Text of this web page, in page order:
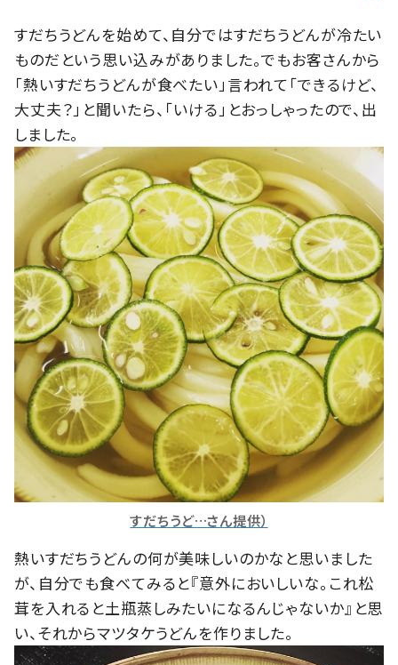
すだちうどんを始めて、自分ではすだちうどんが冷たい
ものだという思い込みがありました。でもお客さんから
「熱いすだちうどんが食べたい」言われて「できるけど、
大丈夫？」と聞いたら、「いける」とおっしゃったので、出
しました。
すだちうど…さん提供）
熱いすだちうどんの何が美味しいのかなと思いました
が、自分でも食べてみると『意外においしいな。これ松
茸を入れると土瓶蒸しみたいになるんじゃないか』と思
い、それからマツタケうどんを作りました。